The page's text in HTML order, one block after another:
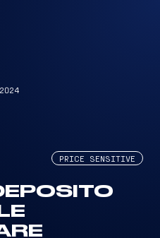
2024
PRICE SENSITIVE